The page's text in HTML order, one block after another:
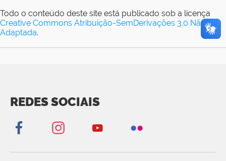
Todo o conteúdo deste site está publicado sob a licença
Creative Commons Atribuição-SemDerivações 3.0 Não
Adaptada.
REDES SOCIAIS